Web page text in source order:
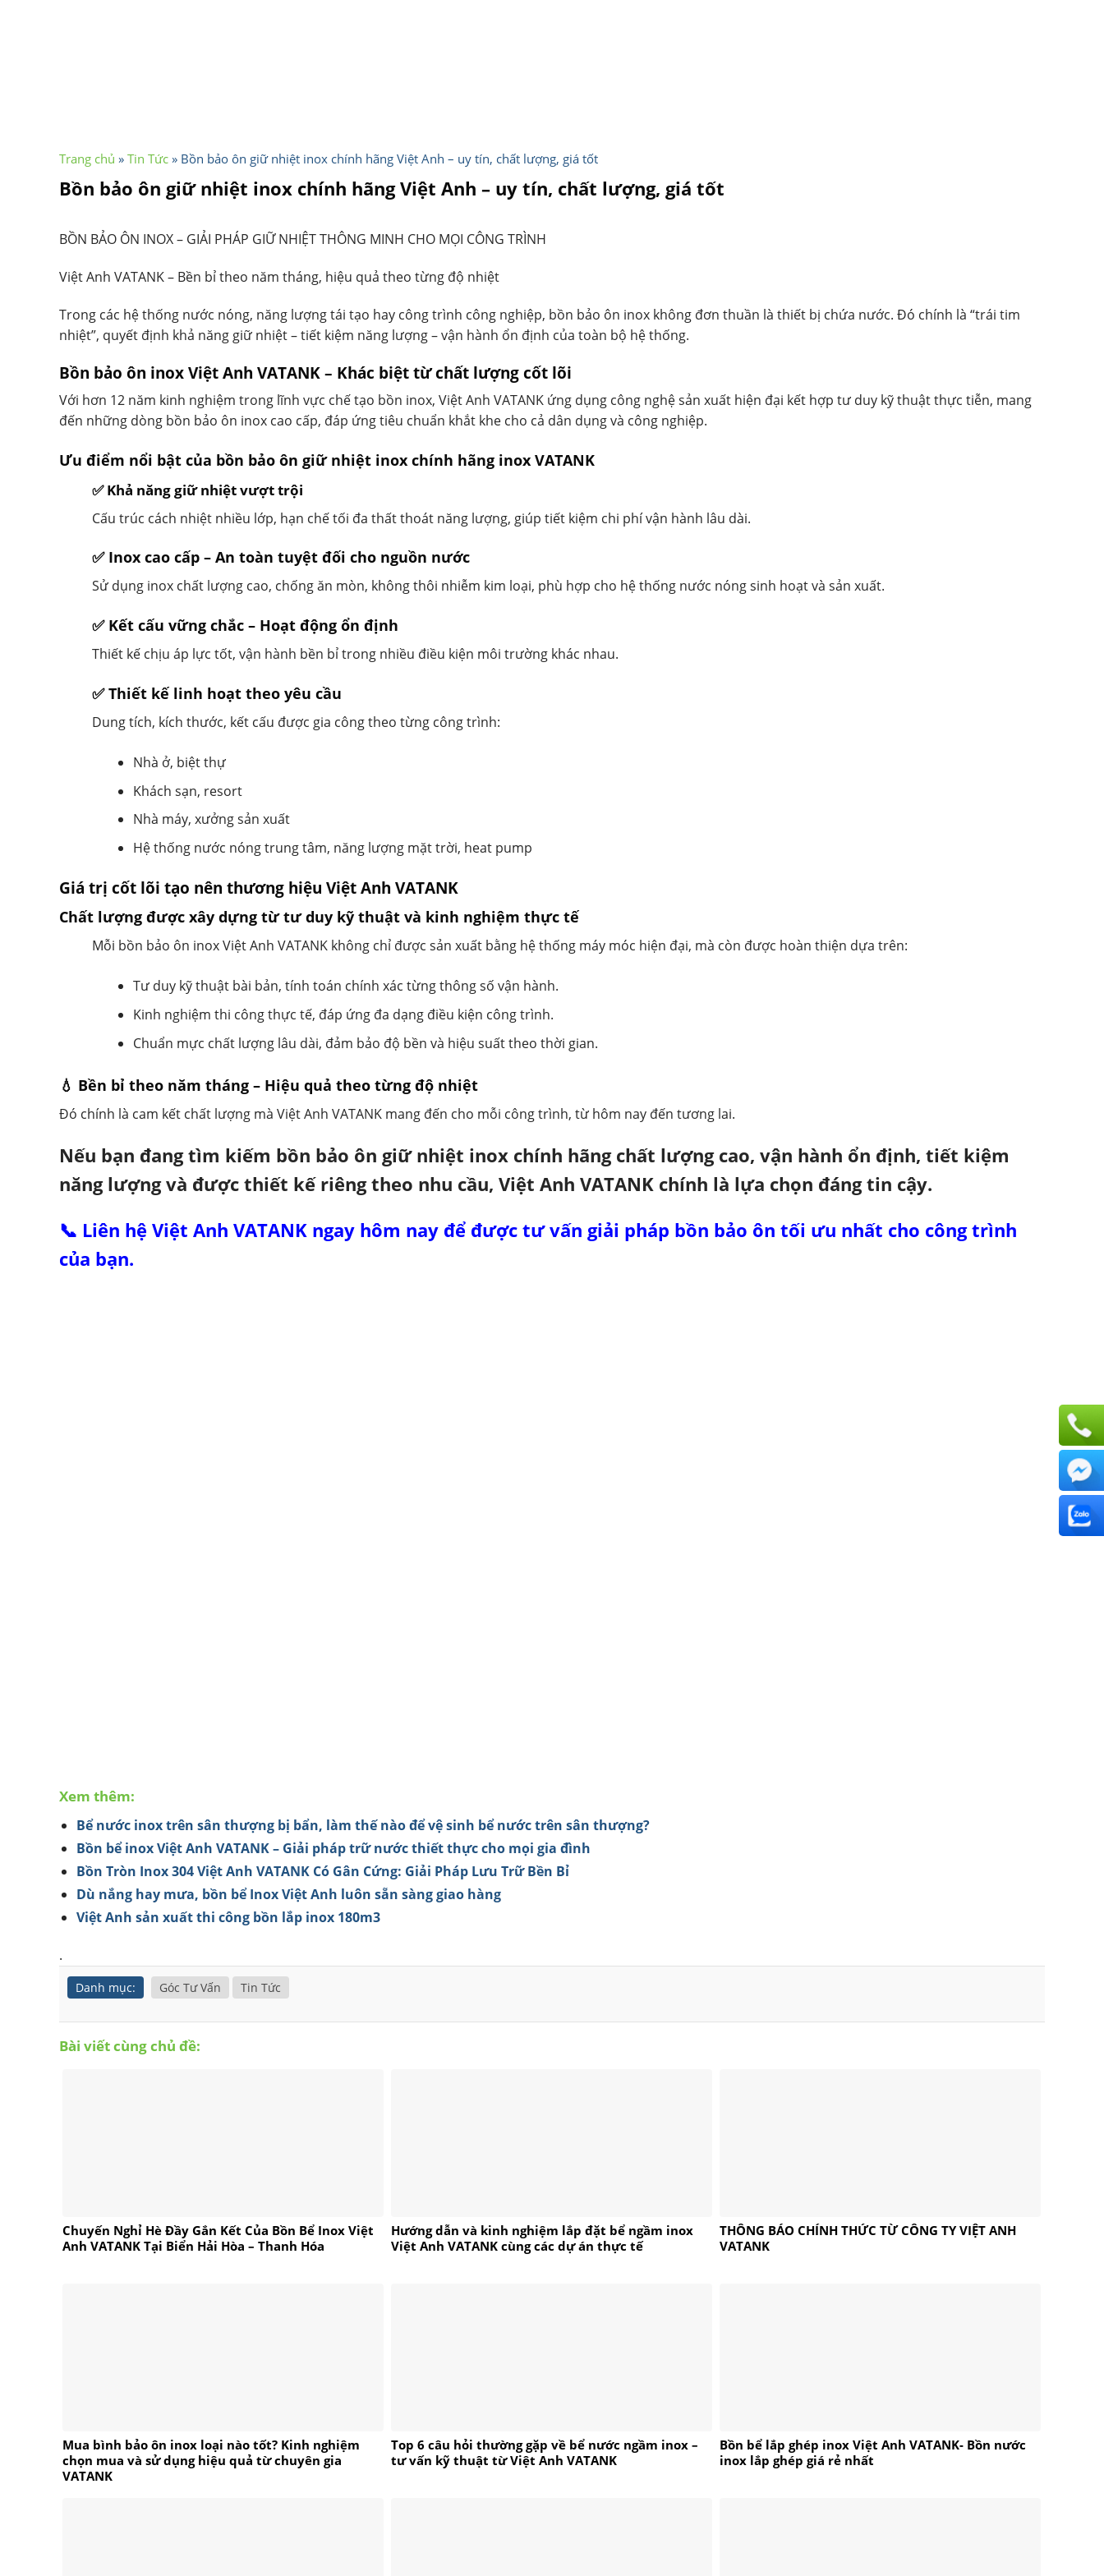
Trang chủ » Tin Tức » Bồn bảo ôn giữ nhiệt inox chính hãng Việt Anh – uy tín, chất lượng, giá tốt
Bồn bảo ôn giữ nhiệt inox chính hãng Việt Anh – uy tín, chất lượng, giá tốt
BỒN BẢO ÔN INOX – GIẢI PHÁP GIỮ NHIỆT THÔNG MINH CHO MỌI CÔNG TRÌNH
Việt Anh VATANK – Bền bỉ theo năm tháng, hiệu quả theo từng độ nhiệt
Trong các hệ thống nước nóng, năng lượng tái tạo hay công trình công nghiệp, bồn bảo ôn inox không đơn thuần là thiết bị chứa nước. Đó chính là “trái tim
nhiệt”, quyết định khả năng giữ nhiệt – tiết kiệm năng lượng – vận hành ổn định của toàn bộ hệ thống.
Bồn bảo ôn inox Việt Anh VATANK – Khác biệt từ chất lượng cốt lõi
Với hơn 12 năm kinh nghiệm trong lĩnh vực chế tạo bồn inox, Việt Anh VATANK ứng dụng công nghệ sản xuất hiện đại kết hợp tư duy kỹ thuật thực tiễn, mang
đến những dòng bồn bảo ôn inox cao cấp, đáp ứng tiêu chuẩn khắt khe cho cả dân dụng và công nghiệp.
Ưu điểm nổi bật của bồn bảo ôn giữ nhiệt inox chính hãng inox VATANK
✅ Khả năng giữ nhiệt vượt trội
Cấu trúc cách nhiệt nhiều lớp, hạn chế tối đa thất thoát năng lượng, giúp tiết kiệm chi phí vận hành lâu dài.
✅ Inox cao cấp – An toàn tuyệt đối cho nguồn nước
Sử dụng inox chất lượng cao, chống ăn mòn, không thôi nhiễm kim loại, phù hợp cho hệ thống nước nóng sinh hoạt và sản xuất.
✅ Kết cấu vững chắc – Hoạt động ổn định
Thiết kế chịu áp lực tốt, vận hành bền bỉ trong nhiều điều kiện môi trường khác nhau.
✅ Thiết kế linh hoạt theo yêu cầu
Dung tích, kích thước, kết cấu được gia công theo từng công trình:
Nhà ở, biệt thự
Khách sạn, resort
Nhà máy, xưởng sản xuất
Hệ thống nước nóng trung tâm, năng lượng mặt trời, heat pump
Giá trị cốt lõi tạo nên thương hiệu Việt Anh VATANK
Chất lượng được xây dựng từ tư duy kỹ thuật và kinh nghiệm thực tế
Mỗi bồn bảo ôn inox Việt Anh VATANK không chỉ được sản xuất bằng hệ thống máy móc hiện đại, mà còn được hoàn thiện dựa trên:
Tư duy kỹ thuật bài bản, tính toán chính xác từng thông số vận hành.
Kinh nghiệm thi công thực tế, đáp ứng đa dạng điều kiện công trình.
Chuẩn mực chất lượng lâu dài, đảm bảo độ bền và hiệu suất theo thời gian.
💧 Bền bỉ theo năm tháng – Hiệu quả theo từng độ nhiệt
Đó chính là cam kết chất lượng mà Việt Anh VATANK mang đến cho mỗi công trình, từ hôm nay đến tương lai.
Nếu bạn đang tìm kiếm bồn bảo ôn giữ nhiệt inox chính hãng chất lượng cao, vận hành ổn định, tiết kiệm
năng lượng và được thiết kế riêng theo nhu cầu, Việt Anh VATANK chính là lựa chọn đáng tin cậy.
📞 Liên hệ Việt Anh VATANK ngay hôm nay để được tư vấn giải pháp bồn bảo ôn tối ưu nhất cho công trình
của bạn.
Xem thêm:
Bể nước inox trên sân thượng bị bẩn, làm thế nào để vệ sinh bể nước trên sân thượng?
Bồn bể inox Việt Anh VATANK – Giải pháp trữ nước thiết thực cho mọi gia đình
Bồn Tròn Inox 304 Việt Anh VATANK Có Gân Cứng: Giải Pháp Lưu Trữ Bền Bỉ
Dù nắng hay mưa, bồn bể Inox Việt Anh luôn sẵn sàng giao hàng
Việt Anh sản xuất thi công bồn lắp inox 180m3
.
Danh mục: Góc Tư Vấn Tin Tức
Bài viết cùng chủ đề:
Chuyến Nghỉ Hè Đầy Gắn Kết Của Bồn Bể Inox Việt
Anh VATANK Tại Biển Hải Hòa – Thanh Hóa
Hướng dẫn và kinh nghiệm lắp đặt bể ngầm inox
Việt Anh VATANK cùng các dự án thực tế
THÔNG BÁO CHÍNH THỨC TỪ CÔNG TY VIỆT ANH
VATANK
Mua bình bảo ôn inox loại nào tốt? Kinh nghiệm
chọn mua và sử dụng hiệu quả từ chuyên gia
VATANK
Top 6 câu hỏi thường gặp về bể nước ngầm inox –
tư vấn kỹ thuật từ Việt Anh VATANK
Bồn bể lắp ghép inox Việt Anh VATANK- Bồn nước
inox lắp ghép giá rẻ nhất